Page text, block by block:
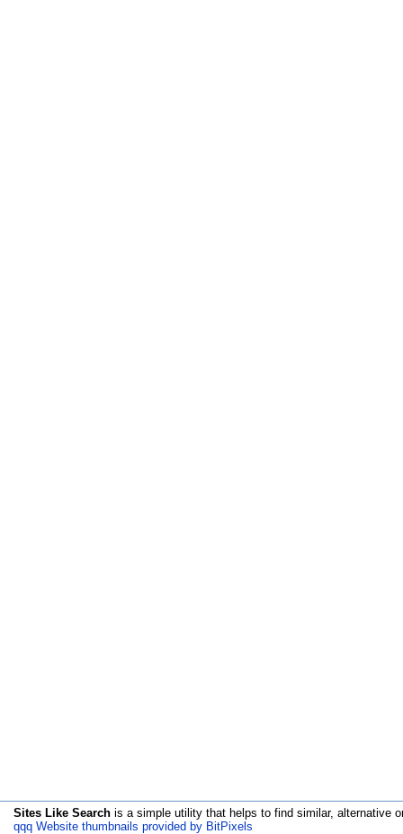
Sites Like Search is a simple utility that helps to find similar, alternative
qqq Website thumbnails provided by BitPixels